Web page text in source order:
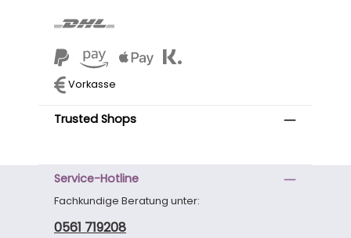
Vorkasse
Trusted Shops
Service-Hotline
Fachkundige Beratung unter:
0561 719208